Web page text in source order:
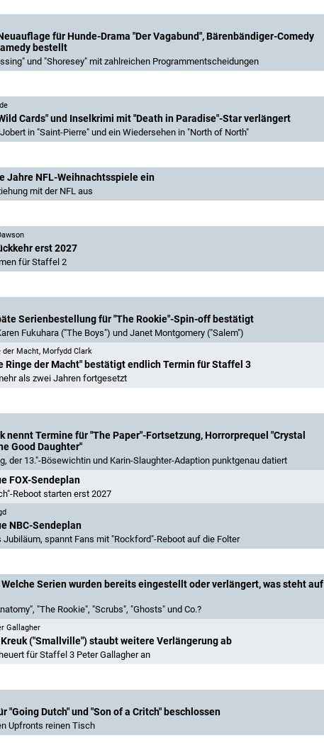
für Hunde-Drama "Der Vagabund", Bärenbändiger-Comedy
bestellt
und "Shoresey" mit zahlreichen Programmentscheidungen
Cards" und Inselkrimi mit "Death in Paradise"-Star verlängert
in "Saint-Pierre" und ein Wiedersehen in "North of North"
Jahre NFL-Weihnachtsspiele ein
mit der NFL aus
erst 2027
für Staffel 2
Serienbestellung für "The Rookie"-Spin-off bestätigt
Fukuhara ("The Boys") und Janet Montgomery ("Salem")
der Macht, Morfydd Clark
Ringe der Macht" bestätigt endlich Termin für Staffel 3
als zwei Jahren fortgesetzt
nennt Termine für "The Paper"-Fortsetzung, Horrorprequel "Crystal
Good Daughter"
der 13."-Bösewichtin und Karin-Slaughter-Adaption punktgenau datiert
FOX-Sendeplan
Reboot starten erst 2027
NBC-Sendeplan
spannt Fans mit "Rockford"-Reboot auf die Folter
Serien wurden bereits eingestellt oder verlängert, was steht auf
"The Rookie", "Scrubs", "Ghosts" und Co.?
Gallagher
("Smallville") staubt weitere Verlängerung ab
für Staffel 3 Peter Gallagher an
"Going Dutch" und "Son of a Critch" beschlossen
Upfronts reinen Tisch